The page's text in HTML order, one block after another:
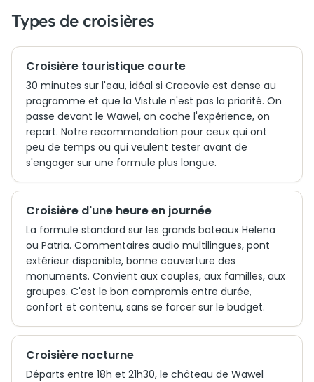
Types de croisières
Croisière touristique courte
30 minutes sur l'eau, idéal si Cracovie est dense au
programme et que la Vistule n'est pas la priorité. On
passe devant le Wawel, on coche l'expérience, on
repart. Notre recommandation pour ceux qui ont
peu de temps ou qui veulent tester avant de
s'engager sur une formule plus longue.
Croisière d'une heure en journée
La formule standard sur les grands bateaux Helena
ou Patria. Commentaires audio multilingues, pont
extérieur disponible, bonne couverture des
monuments. Convient aux couples, aux familles, aux
groupes. C'est le bon compromis entre durée,
confort et contenu, sans se forcer sur le budget.
Croisière nocturne
Départs entre 18h et 21h30, le château de Wawel